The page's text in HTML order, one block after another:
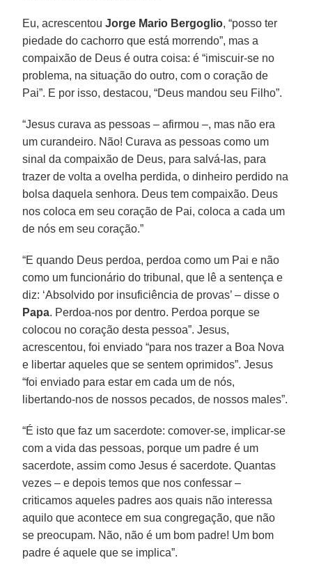
Eu, acrescentouJorge Mario Bergoglio, “posso ter
piedade do cachorro que está morrendo”, mas a
compaixão de Deus é outra coisa: é “imiscuir-se no
problema, na situação do outro, com o coração de
Pai”. E por isso, destacou, “Deus mandou seu Filho”.
“Jesus curava as pessoas – afirmou –, mas não era
um curandeiro. Não! Curava as pessoas como um
sinal da compaixão de Deus, para salvá-las, para
trazer de volta a ovelha perdida, o dinheiro perdido na
bolsa daquela senhora. Deus tem compaixão. Deus
nos coloca em seu coração de Pai, coloca a cada um
de nós em seu coração.”
“E quando Deus perdoa, perdoa como um Pai e não
como um funcionário do tribunal, que lê a sentença e
diz: ‘Absolvido por insuficiência de provas’ – disse o
Papa. Perdoa-nos por dentro. Perdoa porque se
colocou no coração desta pessoa”. Jesus,
acrescentou, foi enviado “para nos trazer a Boa Nova
e libertar aqueles que se sentem oprimidos”. Jesus
“foi enviado para estar em cada um de nós,
libertando-nos de nossos pecados, de nossos males”.
“É isto que faz um sacerdote: comover-se, implicar-se
com a vida das pessoas, porque um padre é um
sacerdote, assim como Jesus é sacerdote. Quantas
vezes – e depois temos que nos confessar –
criticamos aqueles padres aos quais não interessa
aquilo que acontece em sua congregação, que não
se preocupam. Não, não é um bom padre! Um bom
padre é aquele que se implica”.